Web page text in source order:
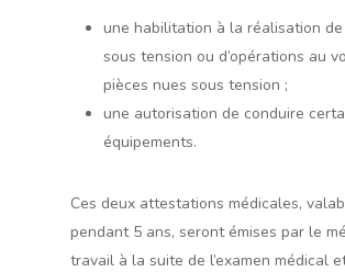
une habilitation à la réalisation
sous tension ou d’opérations au
pièces nues sous tension ;
une autorisation de conduire
équipements.
Ces deux attestations médicales,
pendant 5 ans, seront émises par le
travail à la suite de l’examen médical